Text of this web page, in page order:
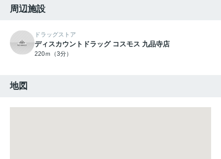
周辺施設
ドラッグストア
ディスカウントドラッグ コスモス 九品寺店
220ｍ（3分）
地図